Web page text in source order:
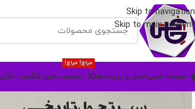
Skip to navigation
Skip to main content
صفحه اصلیاخبار و رویدادها تخفیف های شگفت انگیز
حراج! حراج!